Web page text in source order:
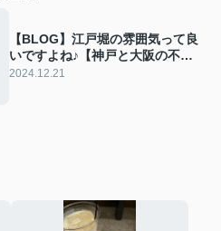
【BLOG】江戸堀の雰囲気って良
いですよね♪【神戸と大阪の不動
産 川上】
2024.12.21